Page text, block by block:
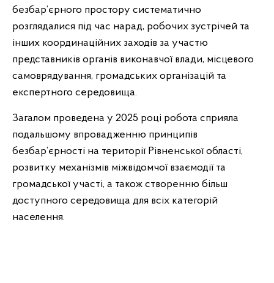
безбар’єрного простору систематично
розглядалися під час нарад, робочих зустрічей та
інших координаційних заходів за участю
представників органів виконавчої влади, місцевого
самоврядування, громадських організацій та
експертного середовища.
Загалом проведена у 2025 році робота сприяла
подальшому впровадженню принципів
безбар’єрності на території Рівненської області,
розвитку механізмів міжвідомчої взаємодії та
громадської участі, а також створенню більш
доступного середовища для всіх категорій
населення.